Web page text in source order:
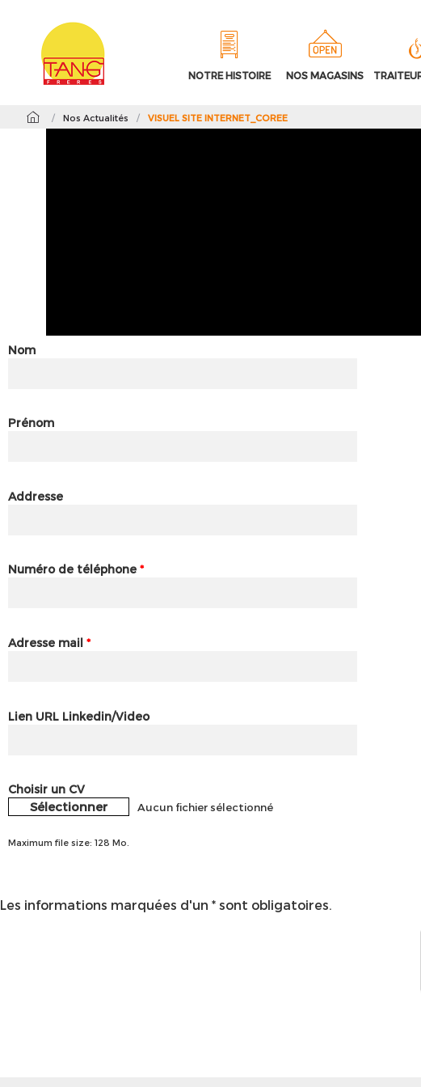
NOTRE HISTOIRE NOS MAGASINS
/ Nos Actualités / VISUEL SITE INTERNET_COREE
Nom
Prénom
Addresse
Numéro de téléphone *
Adresse mail *
Lien URL Linkedin/Video
Choisir un CV
Sélectionner Aucun fichier sélectionné
Maximum file size: 128 Mo.
Les informations marquées d'un * sont obligatoires.